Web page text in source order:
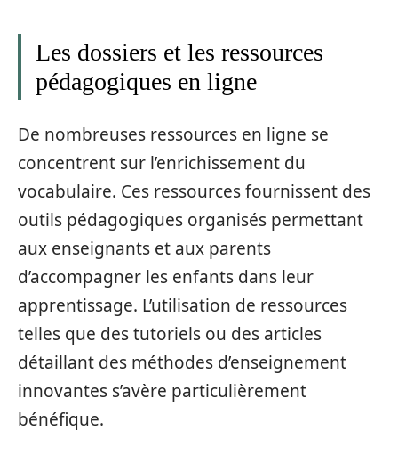
Les dossiers et les ressources
pédagogiques en ligne
De nombreuses ressources en ligne se
concentrent sur l’enrichissement du
vocabulaire. Ces ressources fournissent des
outils pédagogiques organisés permettant
aux enseignants et aux parents
d’accompagner les enfants dans leur
apprentissage. L’utilisation de ressources
telles que des tutoriels ou des articles
détaillant des méthodes d’enseignement
innovantes s’avère particulièrement
bénéfique.